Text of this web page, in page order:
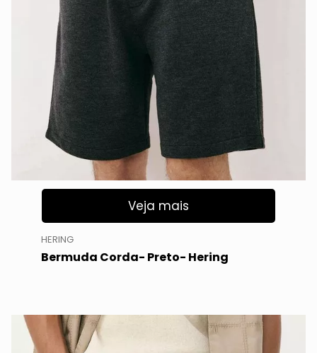
Veja mais
HERING
Bermuda Corda- Preto- Hering